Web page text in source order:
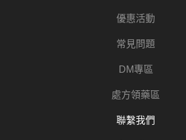
優惠活動
常見問題
DM專區
處方領藥區
聯繫我們